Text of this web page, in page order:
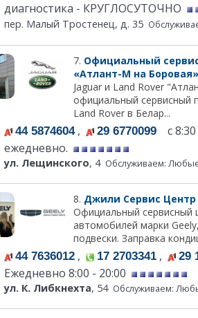
диагностика - КРУГЛОСУТОЧНО
пер. Малый Тростенец, д. 35
7. Официальный
«Атлант-М на Боровая»
Jaguar и Land Rover
официальный сервисный
Land Rover в Белар...
44 5874604, 29 6770099 с
ежедневно.
ул. Лещинского, 4 Обслуживаем:
8. Джили Сервис Центр
Официальный сервисный
автомобилей марки
подвески. Заправка
44 7636012 , 17 2703341 , 29
Ежедневно 8:00 - 20:00
ул. К. Либкнехта, 54 Обслуживаем: